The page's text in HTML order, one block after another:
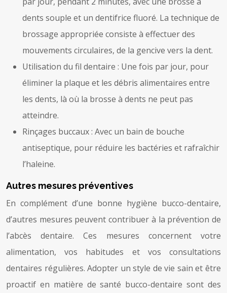
dents souple et un dentifrice fluoré. La technique de
brossage appropriée consiste à effectuer des
mouvements circulaires, de la gencive vers la dent.
Utilisation du fil dentaire : Une fois par jour, pour
éliminer la plaque et les débris alimentaires entre
les dents, là où la brosse à dents ne peut pas
atteindre.
Rinçages buccaux : Avec un bain de bouche
antiseptique, pour réduire les bactéries et rafraîchir
l’haleine.
Autres mesures préventives
En complément d’une bonne hygiène bucco-dentaire,
d’autres mesures peuvent contribuer à la prévention de
l’abcès dentaire. Ces mesures concernent votre
alimentation, vos habitudes et vos consultations
dentaires régulières. Adopter un style de vie sain et être
proactif en matière de santé bucco-dentaire sont des